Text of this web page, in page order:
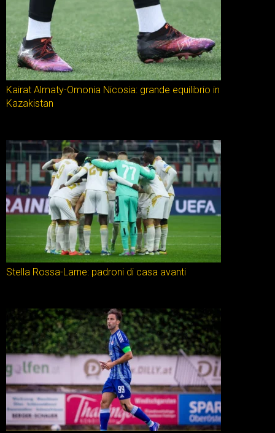
Kairat Almaty-Omonia Nicosia: grande equilibrio in
Kazakistan
Stella Rossa-Larne: padroni di casa avanti